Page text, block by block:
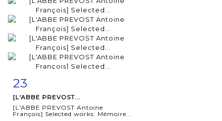
Item detail
23
[L'ABBE PREVOST...
[L'ABBE PREVOST Antoine
François] Selected works: Mémoire...